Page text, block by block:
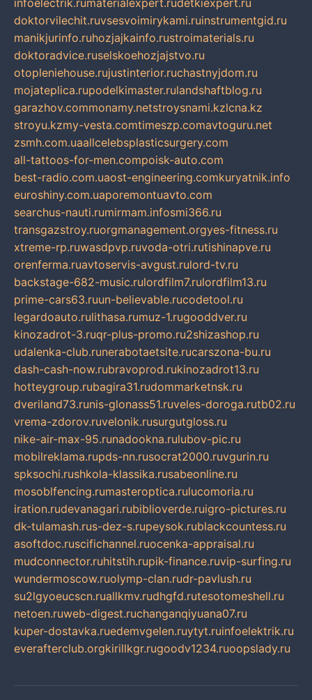
infoelectrik.rumaterialexpert.rudetkiexpert.ru
doktorvilechit.ruvsesvoimirykami.ruinstrumentgid.ru
manikjurinfo.ruhozjajkainfo.rustroimaterials.ru
doktoradvice.ruselskoehozjajstvo.ru
otopleniehouse.rujustinterior.ruchastnyjdom.ru
mojateplica.rupodelkimaster.rulandshaftblog.ru
garazhov.commonamy.netstroysnami.kzlcna.kz
stroyu.kzmy-vesta.comtimeszp.comavtoguru.net
zsmh.com.uaallcelebsplasticsurgery.com
all-tattoos-for-men.compoisk-auto.com
best-radio.com.uaost-engineering.comkuryatnik.info
euroshiny.com.uaporemontuavto.com
searchus-nauti.rumirmam.infosmi366.ru
transgazstroy.ruorgmanagement.orgyes-fitness.ru
xtreme-rp.ruwasdpvp.ruvoda-otri.rutishinapve.ru
orenferma.ruavtoservis-avgust.rulord-tv.ru
backstage-682-music.rulordfilm7.rulordfilm13.ru
prime-cars63.ruun-believable.rucodetool.ru
legardoauto.rulithasa.rumuz-1.rugooddver.ru
kinozadrot-3.ruqr-plus-promo.ru2shizashop.ru
udalenka-club.runerabotaetsite.rucarszona-bu.ru
dash-cash-now.rubravoprod.rukinozadrot13.ru
hotteygroup.rubagira31.rudommarketnsk.ru
dveriland73.runis-glonass51.ruveles-doroga.rutb02.ru
vrema-zdorov.ruvelonik.rusurgutgloss.ru
nike-air-max-95.runadookna.rulubov-pic.ru
mobilreklama.rupds-nn.rusocrat2000.ruvgurin.ru
spksochi.rushkola-klassika.rusabeonline.ru
mosoblfencing.rumasteroptica.rulucomoria.ru
iration.rudevanagari.rubiblioverde.ruigro-pictures.ru
dk-tulamash.rus-dez-s.rupeysok.rublackcountess.ru
asoftdoc.ruscifichannel.ruocenka-appraisal.ru
mudconnector.ruhitstih.rupik-finance.ruvip-surfing.ru
wundermoscow.ruolymp-clan.rudr-pavlush.ru
su2lgyoeucscn.ruallkmv.rudhgfd.rutesotomeshell.ru
netoen.ruweb-digest.ruchanganqiyuana07.ru
kuper-dostavka.ruedemvgelen.ruytyt.ruinfoelektrik.ru
everafterclub.orgkirillkgr.rugoodv1234.ruoopslady.ru